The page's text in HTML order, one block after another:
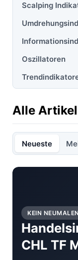
Scalping
Oszillatoren
Alle Artikel
Neueste
KEIN
CHL TF